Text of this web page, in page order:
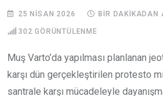
25 NISAN 2026 BIR DAKIKADAN
302 GÖRÜNTÜLENME
Muş Varto’da yapılması planlanan
karşı dün gerçekleştirilen protesto
santrale karşı mücadeleyle